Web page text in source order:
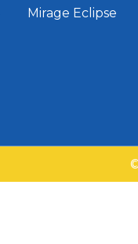
Mirage Eclipse